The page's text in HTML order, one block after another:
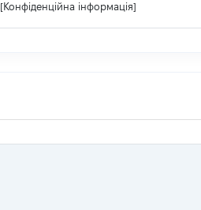
[Конфіденційна інформація]